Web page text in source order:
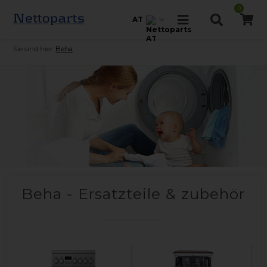
AT
0
Sie sind hier: Beha
Beha - Ersatzteile & zubehör